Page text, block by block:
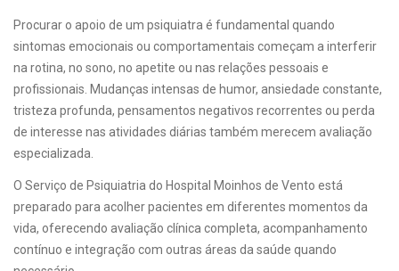
Procurar o apoio de um psiquiatra é fundamental quando
sintomas emocionais ou comportamentais começam a interferir
na rotina, no sono, no apetite ou nas relações pessoais e
profissionais. Mudanças intensas de humor, ansiedade constante,
tristeza profunda, pensamentos negativos recorrentes ou perda
de interesse nas atividades diárias também merecem avaliação
especializada.
O Serviço de Psiquiatria do Hospital Moinhos de Vento está
preparado para acolher pacientes em diferentes momentos da
vida, oferecendo avaliação clínica completa, acompanhamento
contínuo e integração com outras áreas da saúde quando